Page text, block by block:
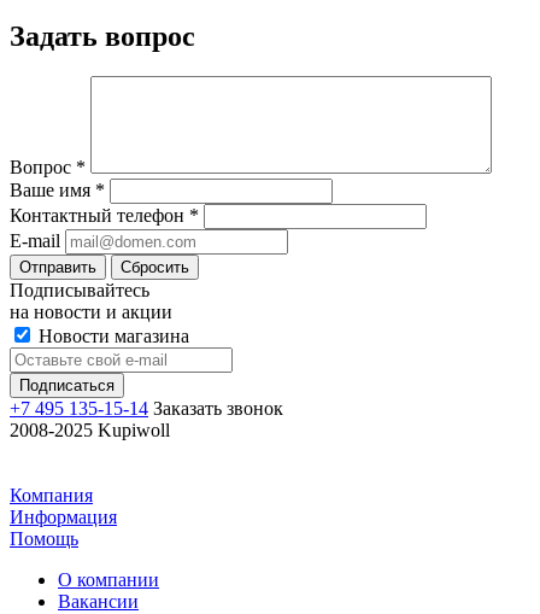
Задать вопрос
Вопрос *
Ваше имя *
Контактный телефон *
E-mail
Отправить Сбросить
Подписывайтесь
на новости и акции
Новости магазина
+7 495 135-15-14 Заказать звонок
2008-2025 Kupiwoll
Компания
Информация
Помощь
О компании
Вакансии